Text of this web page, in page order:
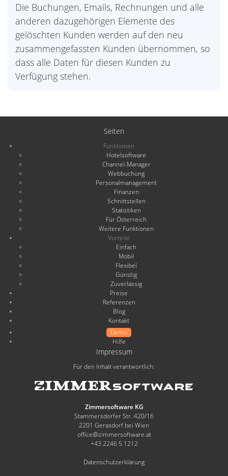
Die Buchungen, Emails, Rechnungen und alle
anderen dazugehörigen Elemente des
gelöschten Kunden werden auf den neu
zusammengefassten Kunden übernommen, so
dass alle Daten für diesen Kunden zu
Verfügung stehen.
Seiten
Funktionen
Hotelsoftware
Channel-Manager
Webbuchung
Personalmanagement
Finanzen
Schnittstellen
Statistiken
Für Österreich
Weitere Funktionen
Vorteile
Einfach
Mobil
Flexibel
Günstig
Zuverlässig
Preise
Referenzen
Blog
Kontakt
Demo
Hilfe
Impressum
Für den Inhalt verantwortlich:
Zimmersoftware KG
Stammersdorfer Str. 420/16
2201 Gerasdorf bei Wien
office@zimmersoftware.at
+43 2246 5 1212
Datenschutzerklärung